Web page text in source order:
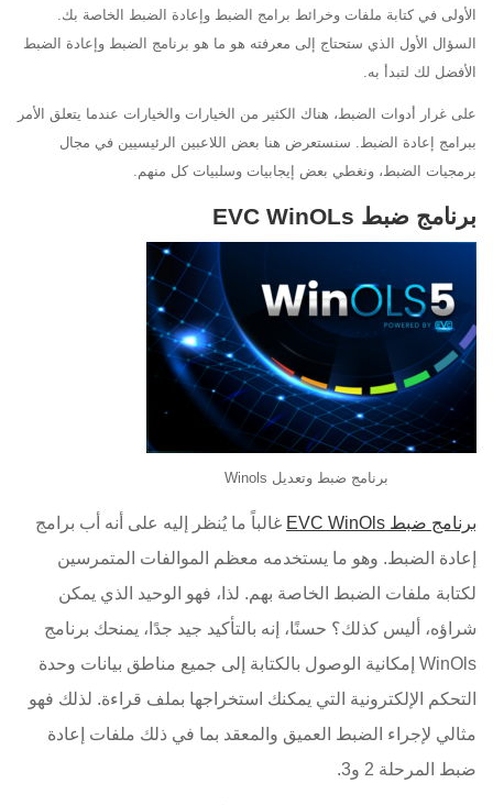
الأولى في كتابة ملفات وخرائط برامج الضبط وإعادة الضبط الخاصة بك.
السؤال الأول الذي ستحتاج إلى معرفته هو ما هو برنامج الضبط وإعادة الضبط
الأفضل لك لتبدأ به.
على غرار أدوات الضبط، هناك الكثير من الخيارات والخيارات عندما يتعلق الأمر
ببرامج إعادة الضبط. سنستعرض هنا بعض اللاعبين الرئيسيين في مجال
برمجيات الضبط، ونغطي بعض إيجابيات وسلبيات كل منهم.
برنامج ضبط EVC WinOLs
برنامج ضبط وتعديل Winols
برنامج ضبط EVC WinOls
غالباً ما يُنظر إليه على أنه أب برامج
إعادة الضبط. وهو ما يستخدمه معظم الموالفات المتمرسين
لكتابة ملفات الضبط الخاصة بهم. لذا، فهو الوحيد الذي يمكن
شراؤه، أليس كذلك؟ حسنًا، إنه بالتأكيد جيد جدًا، يمنحك برنامج
WinOls إمكانية الوصول بالكتابة إلى جميع مناطق بيانات وحدة
التحكم الإلكترونية التي يمكنك استخراجها بملف قراءة. لذلك فهو
مثالي لإجراء الضبط العميق والمعقد بما في ذلك ملفات إعادة
ضبط المرحلة 2 و3.